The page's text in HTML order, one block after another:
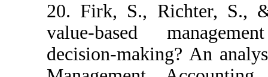
20. Firk, S.,
value-based
decision-